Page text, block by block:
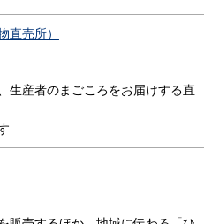
直売所）
生産者のまごころをお届けする直
す